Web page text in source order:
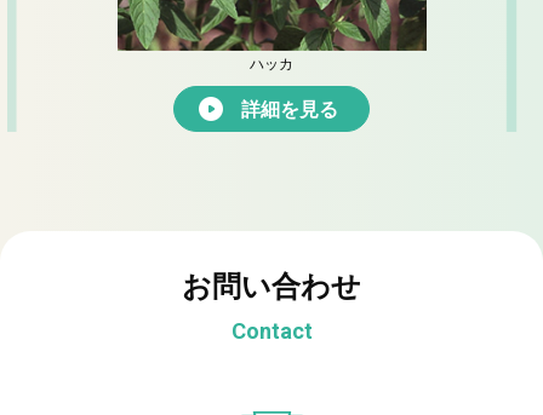
ハッカ
詳細を見る
お問い合わせ
Contact